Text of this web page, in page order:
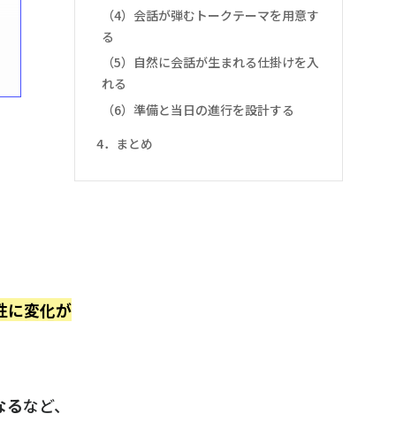
に変化が
るなど、
（4）会話が弾むトークテーマを用意す
る
（5）自然に会話が生まれる仕掛けを入
れる
（6）準備と当日の進行を設計する
4．まとめ